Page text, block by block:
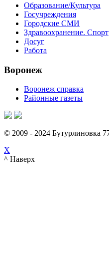
Образование/Культура
Госучреждения
Городские СМИ
Здравоохранение. Спорт
Досуг
Работа
Воронеж
Воронеж справка
Районные газеты
© 2009 - 2024 Бутурлиновка
X
^ Наверх